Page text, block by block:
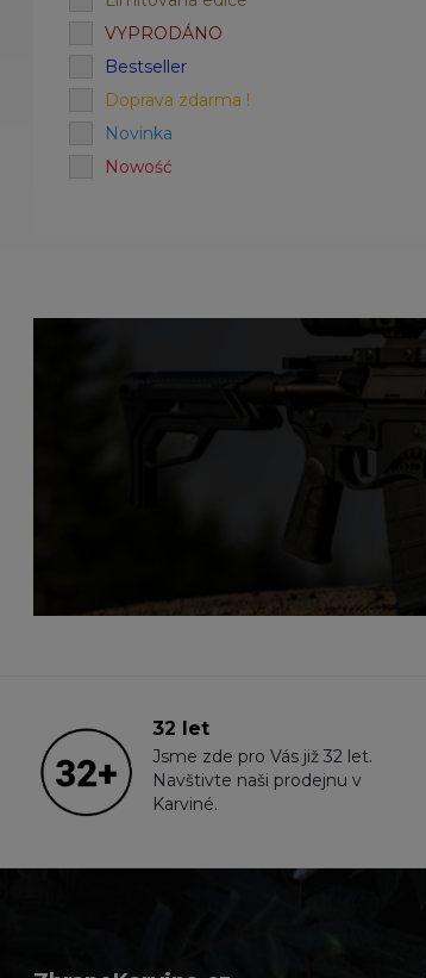
VYPRODÁNO
Bestseller
Doprava zdarma !
Novinka
Nowość
32 let
Jsme zde pro Vás již 32 let.
Navštivte naši prodejnu v
Karviné.